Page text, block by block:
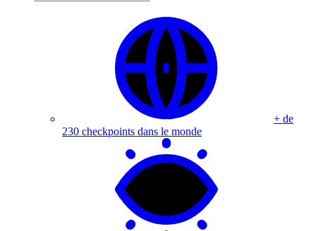
+ de
230 checkpoints dans le monde